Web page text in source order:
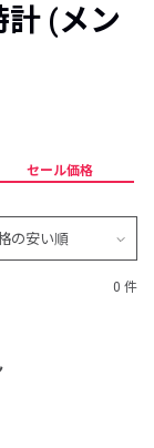
(メン
セール価格
の安い順
0 件